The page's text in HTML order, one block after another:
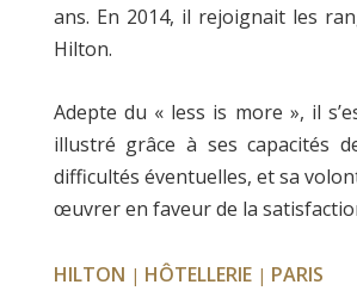
ans. En 2014, il rejoignait les
Hilton.
Adepte du « less is more », il
illustré grâce à ses capacités
difficultés éventuelles, et sa
œuvrer en faveur de la
HILTON | HÔTELLERIE| PARIS